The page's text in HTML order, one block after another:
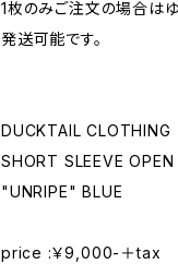
1枚のみご注文の場合は
発送可能です。
DUCKTAIL CLOTHING
SHORT SLEEVE
"UNRIPE" BLUE
price :￥9,000-＋tax